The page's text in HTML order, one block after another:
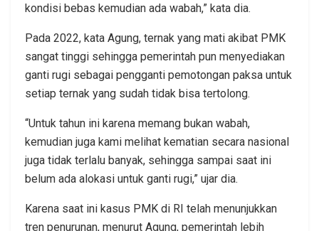
kondisi bebas kemudian ada wabah,” kata dia.
Pada 2022, kata Agung, ternak yang mati akibat PMK
sangat tinggi sehingga pemerintah pun menyediakan
ganti rugi sebagai pengganti pemotongan paksa untuk
setiap ternak yang sudah tidak bisa tertolong.
“Untuk tahun ini karena memang bukan wabah,
kemudian juga kami melihat kematian secara nasional
juga tidak terlalu banyak, sehingga sampai saat ini
belum ada alokasi untuk ganti rugi,” ujar dia.
Karena saat ini kasus PMK di RI telah menunjukkan
tren penurunan, menurut Agung, pemerintah lebih